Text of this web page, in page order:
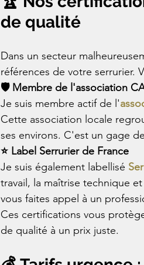
de qualité
Dans un secteur
références de votre serrurier.
🛡️ Membre de l'association
Je suis membre actif de l'
Cette association locale
ses environs. C'est un gage
⭐ Label Serrurier de France
Je suis également labellisé
travail, la maîtrise technique
vous faites appel à un
Ces certifications vous
de qualité à un prix juste.